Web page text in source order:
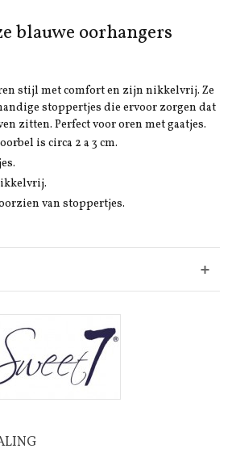
blauwe oorhangers
stijl met comfort en zijn nikkelvrij. Ze
stoppertjes die ervoor zorgen dat
zitten. Perfect voor oren met gaatjes.
is circa 2 a 3 cm.
van stoppertjes.